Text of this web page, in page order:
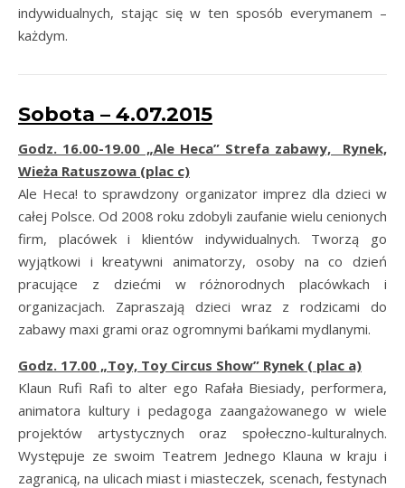
indywidualnych, stając się w ten sposób everymanem –
każdym.
Sobota – 4.07.2015
Godz. 16.00-19.00 „Ale Heca” Strefa zabawy, Rynek,
Wieża Ratuszowa (plac c)
Ale Heca! to sprawdzony organizator imprez dla dzieci w
całej Polsce. Od 2008 roku zdobyli zaufanie wielu cenionych
firm, placówek i klientów indywidualnych. Tworzą go
wyjątkowi i kreatywni animatorzy, osoby na co dzień
pracujące z dziećmi w różnorodnych placówkach i
organizacjach. Zapraszają dzieci wraz z rodzicami do
zabawy maxi grami oraz ogromnymi bańkami mydlanymi.
Godz. 17.00 „Toy, Toy Circus Show” Rynek ( plac a)
Klaun Rufi Rafi to alter ego Rafała Biesiady, performera,
animatora kultury i pedagoga zaangażowanego w wiele
projektów artystycznych oraz społeczno-kulturalnych.
Występuje ze swoim Teatrem Jednego Klauna w kraju i
zagranicą, na ulicach miast i miasteczek, scenach, festynach